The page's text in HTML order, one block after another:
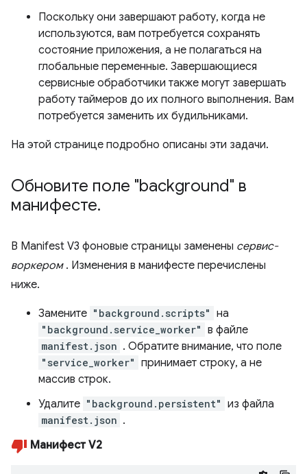
Поскольку они завершают работу, когда не
используются, вам потребуется сохранять
состояние приложения, а не полагаться на
глобальные переменные. Завершающиеся
сервисные обработчики также могут завершать
работу таймеров до их полного выполнения. Вам
потребуется заменить их будильниками.
На этой странице подробно описаны эти задачи.
Обновите поле "background" в
манифесте.
В Manifest V3 фоновые страницы заменены сервис-
воркером. Изменения в манифесте перечислены
ниже.
Замените "background.scripts" на
"background.service_worker" в файле
manifest.json . Обратите внимание, что поле
"service_worker" принимает строку, а не
массив строк.
Удалите "background.persistent" из файла
manifest.json .
Манифест V2